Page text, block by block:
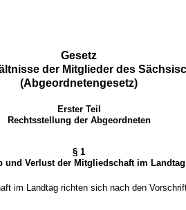
Gesetz
der Mitglieder des
(Abgeordnetengesetz)
Erster Teil
Rechtsstellung der Abgeordneten
§ 1
und Verlust der Mitgliedschaft im Landtag
im Landtag richten sich nach den